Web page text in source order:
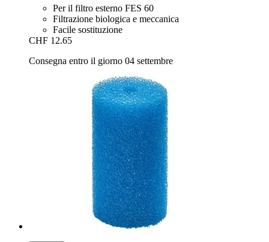
Per il filtro esterno FES 60
Filtrazione biologica e meccanica
Facile sostituzione
CHF 12.65
Consegna entro il giorno 04 settembre